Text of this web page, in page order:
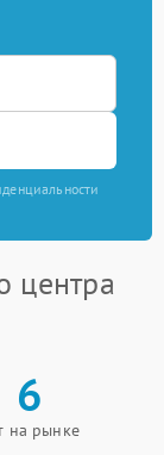
центра
6
на рынке